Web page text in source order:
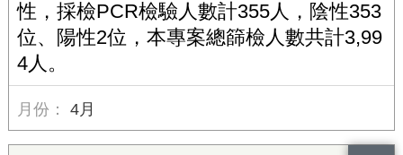
性，採檢PCR檢驗人數計355人，陰性353
位、陽性2位，本專案總篩檢人數共計3,99
4人。
4月